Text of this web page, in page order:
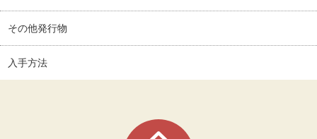
その他発行物
入手方法